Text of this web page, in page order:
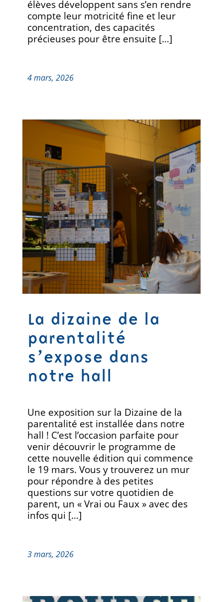
élèves développent sans s’en rendre
compte leur motricité fine et leur
concentration, des capacités
précieuses pour être ensuite […]
4 mars, 2026
La dizaine de la
parentalité
s’expose dans
notre hall
Une exposition sur la Dizaine de la
parentalité est installée dans notre
hall ! C’est l’occasion parfaite pour
venir découvrir le programme de
cette nouvelle édition qui commence
le 19 mars. Vous y trouverez un mur
pour répondre à des petites
questions sur votre quotidien de
parent, un « Vrai ou Faux » avec des
infos qui […]
3 mars, 2026